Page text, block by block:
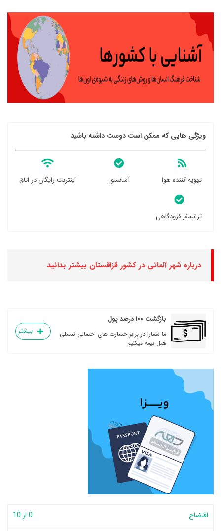
ویژگی هایی که ممکن است دوست داشته باشید
تهویه کننده هوا آسانسور اینترنت رایگان در اتاق
ترانسفر فرودگاهی
درباره شهر آلماتی در کشور قزاقستان بیشتر بدانید
بازگشت ۱۰۰ درصد پول
ما شمارا در برابر خسارت های احتمالی کنسلی
هتل بیمه میکنیم
بیشتر
افتضاح 0 از 10